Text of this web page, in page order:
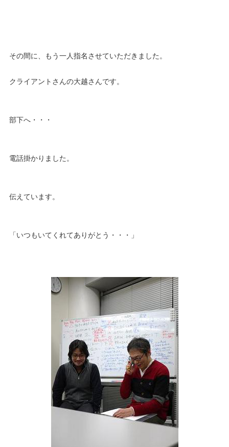
その間に、もう一人指名させていただきました。
クライアントさんの大越さんです。
部下へ・・・
電話掛かりました。
伝えています。
「いつもいてくれてありがとう・・・」